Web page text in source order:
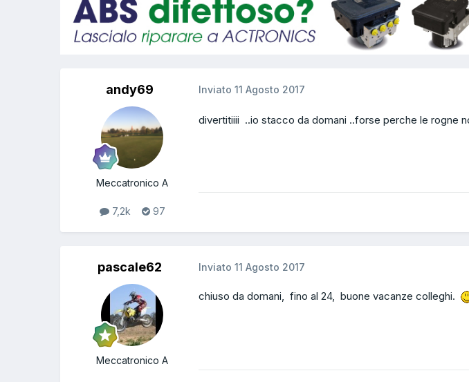
andy69
Meccatronico A
7,2k 97
Inviato 11 Agosto 2017
divertitiiii ..io stacco da domani ..forse perche le rogne
pascale62
Meccatronico A
Inviato 11 Agosto 2017
chiuso da domani, fino al 24, buone vacanze colleghi.